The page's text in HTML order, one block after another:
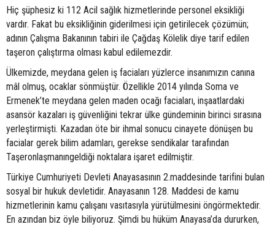
Hiç şüphesiz ki 112 Acil sağlık hizmetlerinde personel eksikliği
vardır. Fakat bu eksikliğinin giderilmesi için getirilecek çözümün;
adının Çalışma Bakanının tabiri ile Çağdaş Kölelik diye tarif edilen
taşeron çalıştırma olması kabul edilemezdir.
Ülkemizde, meydana gelen iş faciaları yüzlerce insanımızın canına
mâl olmuş, ocaklar sönmüştür. Özellikle 2014 yılında Soma ve
Ermenek’te meydana gelen maden ocağı faciaları, inşaatlardaki
asansör kazaları iş güvenliğini tekrar ülke gündeminin birinci sırasına
yerleştirmişti. Kazadan öte bir ihmal sonucu cinayete dönüşen bu
facialar gerek bilim adamları, gerekse sendikalar tarafından
Taşeronlaşmanıngeldiği noktalara işaret edilmiştir.
Türkiye Cumhuriyeti Devleti Anayasasının 2.maddesinde tarifini bulan
sosyal bir hukuk devletidir. Anayasanın 128. Maddesi de kamu
hizmetlerinin kamu çalışanı vasıtasıyla yürütülmesini öngörmektedir.
En azından biz öyle biliyoruz. Şimdi bu hüküm Anayasa’da dururken,